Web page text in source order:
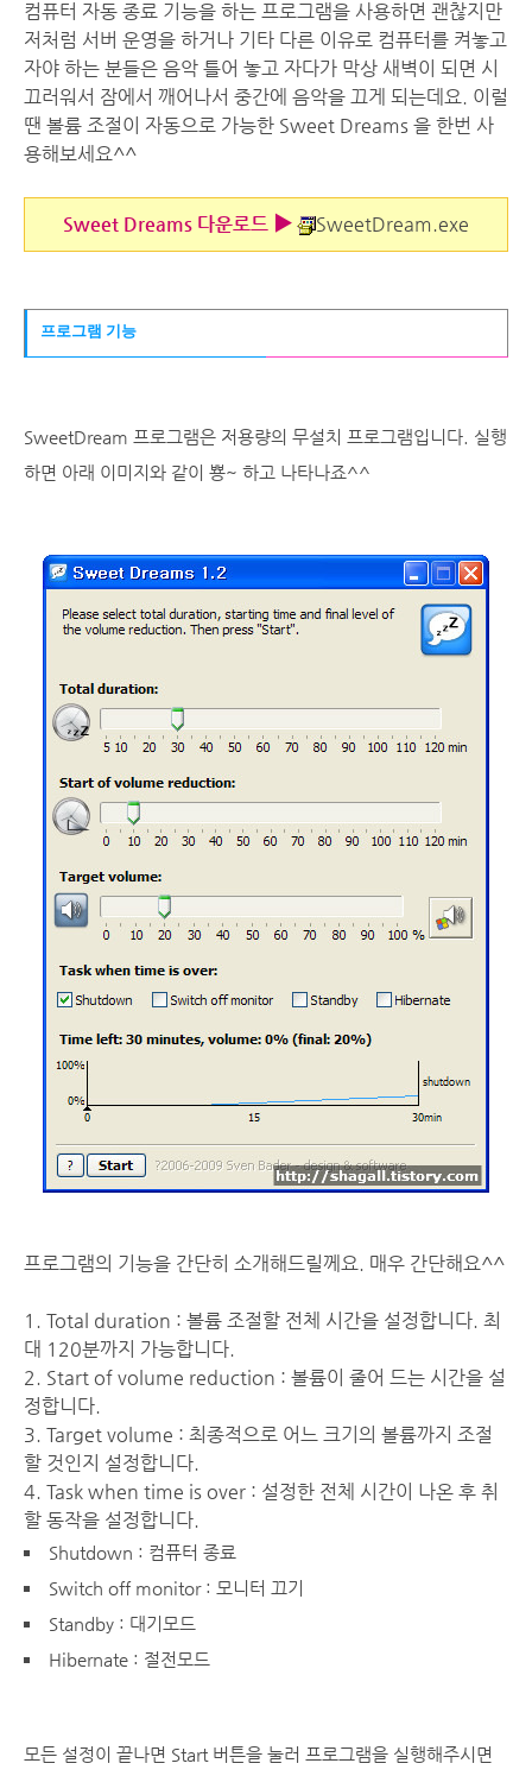
컴퓨터 자동 종료 기능을 하는 프로그램을 사용하면 괜찮지만
저처럼 서버 운영을 하거나 기타 다른 이유로 컴퓨터를 켜놓고
자야 하는 분들은 음악 틀어 놓고 자다가 막상 새벽이 되면 시
끄러워서 잠에서 깨어나서 중간에 음악을 끄게 되는데요. 이럴
땐 볼륨 조절이 자동으로 가능한 Sweet Dreams 을 한번 사
용해보세요^^
Sweet Dreams 다운로드 ▶ SweetDream.exe
프로그램 기능
SweetDream 프로그램은 저용량의 무설치 프로그램입니다. 실행
하면 아래 이미지와 같이 뿅~ 하고 나타나죠^^
프로그램의 기능을 간단히 소개해드릴께요. 매우 간단해요^^
1. Total duration : 볼륨 조절할 전체 시간을 설정합니다. 최
대 120분까지 가능합니다.
2. Start of volume reduction : 볼륨이 줄어 드는 시간을 설
정합니다.
3. Target volume : 최종적으로 어느 크기의 볼륨까지 조절
할 것인지 설정합니다.
4. Task when time is over : 설정한 전체 시간이 나온 후 취
할 동작을 설정합니다.
Shutdown : 컴퓨터 종료
Switch off monitor : 모니터 끄기
Standby : 대기모드
Hibernate : 절전모드
모든 설정이 끝나면 Start 버튼을 눌러 프로그램을 실행해주시면